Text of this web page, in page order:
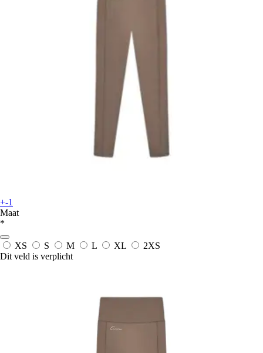
+-1
Maat
*
XS S M L XL
2XS
Dit veld is verplicht